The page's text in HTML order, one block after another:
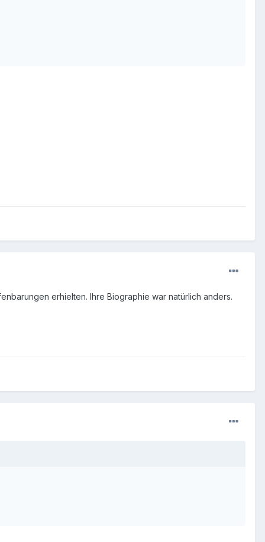
erhielten. Ihre Biographie war natürlich anders.